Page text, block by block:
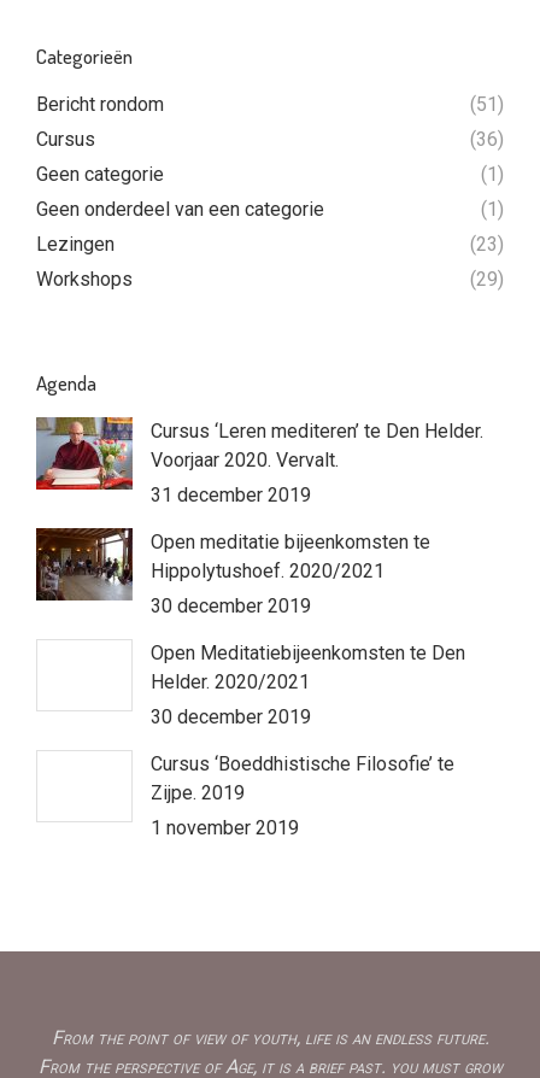
Categorieën
Bericht rondom
(51)
Cursus
(36)
Geen categorie
(1)
Geen onderdeel van een categorie
(1)
Lezingen
(23)
Workshops
(29)
Agenda
Cursus ‘Leren mediteren’ te Den Helder.
Voorjaar 2020. Vervalt.
31 december 2019
Open meditatie bijeenkomsten te
Hippolytushoef. 2020/2021
30 december 2019
Open Meditatiebijeenkomsten te Den
Helder. 2020/2021
30 december 2019
Cursus ‘Boeddhistische Filosofie’ te
Zijpe. 2019
1 november 2019
From the point of view of youth, life is an endless future.
From the perspective of Age, it is a brief past. you must grow